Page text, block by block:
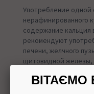
Употребление одной
нерафинированного
содержание кальция
рекомендуют
печени, желчного
щитовидной железы,